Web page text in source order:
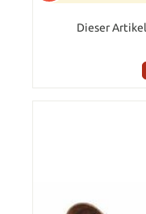
Dieser